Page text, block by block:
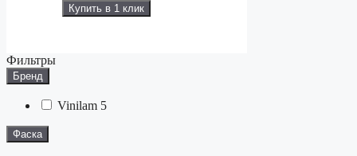
Купить в 1 клик
Фильтры
Бренд
Vinilam 5
Фаска